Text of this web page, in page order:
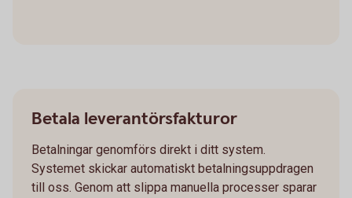
Betala leverantörsfakturor
Betalningar genomförs direkt i ditt system.
Systemet skickar automatiskt betalningsuppdragen
till oss. Genom att slippa manuella processer sparar